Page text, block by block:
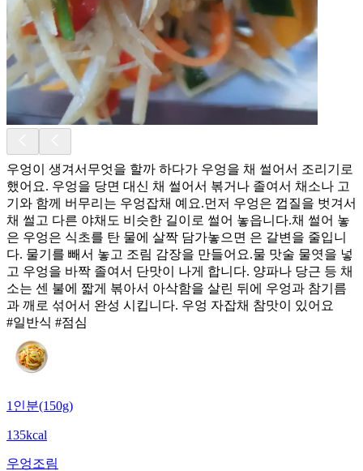
우엉이 생겨서무엇을 할까 하다가 우엉을 채 썰어서 조리기로
했어요. 우엉을 당면 대신 채 썰어서 볶거나 졸여서 채소나 고
기와 함께 버무리는 우엉잡채 예요.먼저 우엉은 껍질을 벗겨서
채 썰고 다른 야채도 비슷한 길이로 썰어 놓읍니다.채 썰어 놓
은 우엉은 식초를 탄 물에 살짝 담가놓으면 은 갈변을 줄입니
다. 물기를 빼서 놓고 조림 감장을 만들어요.물 맛술 물엿을 넣
고 우엉을 바짝 졸여서 단맛이 나게 합니다. 양파나 당근 등 채
소는 센 불에 짧게 볶아서 아삭함을 살린 뒤에 우엉과 참기름
과 깨로 섞어서 완성 시킵니다. 우엉 자잡채 참맛이 있어요
#일반식 #점심
1인분(150g)
135kcal
우엉조림